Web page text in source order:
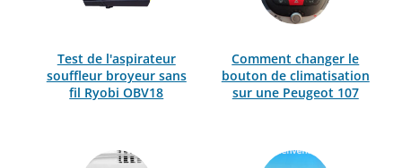
Test de l'aspirateur
souffleur broyeur sans
fil Ryobi OBV18
Comment changer le
bouton de climatisation
sur une Peugeot 107